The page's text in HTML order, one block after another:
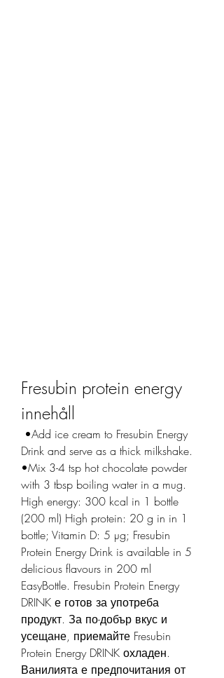
Fresubin protein energy
innehåll
Drink and serve as a thick milkshake.
•Mix 3-4 tsp hot chocolate powder
with 3 tbsp boiling water in a mug.
High energy: 300 kcal in 1 bottle
(200 ml) High protein: 20 g in in 1
bottle; Vitamin D: 5 µg; Fresubin
Protein Energy Drink is available in 5
delicious flavours in 200 ml
EasyBottle. Fresubin Protein Energy
DRINK е готов за употреба
продукт. За по-добър вкус и
усещане, приемайте Fresubin
Protein Energy DRINK охладен.
Ванилията е предпочитания от